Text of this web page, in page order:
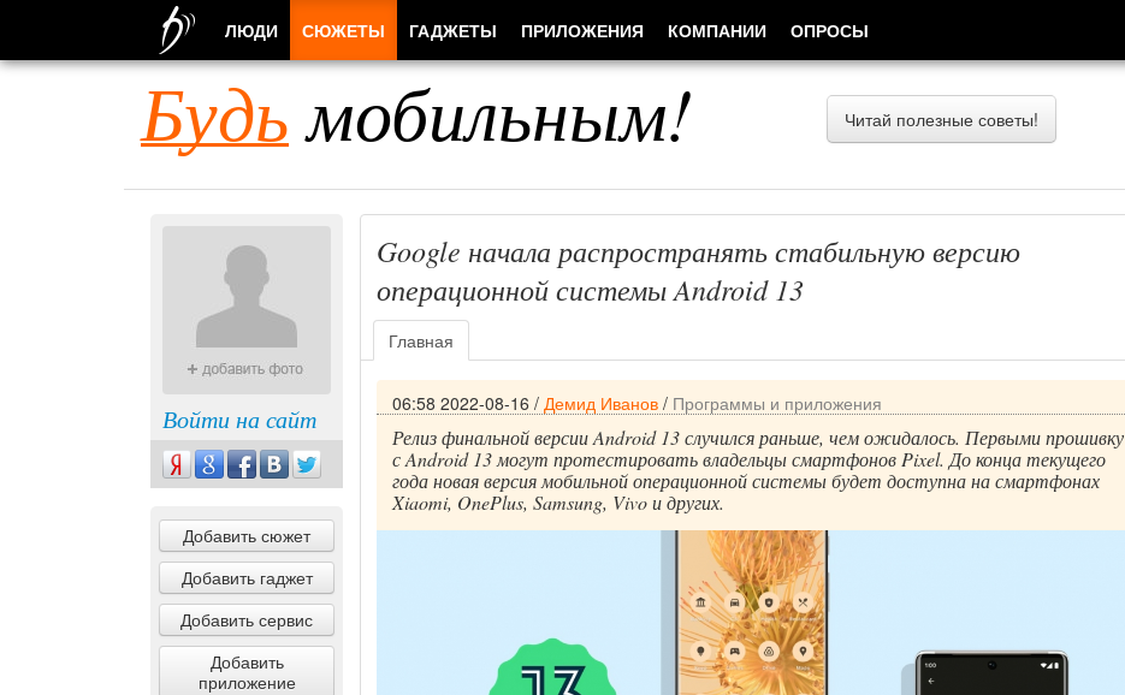
Будьмобильным! Читай полезные советы!
Войти на сайт
Добавить сюжет
Добавить гаджет
Добавить сервис
Добавить
приложение
Google начала распространять стабильную версию
операционной системы Android 13
Главная
06:58 2022-08-16 / Демид Иванов / Программы и приложения
Релиз финальной версии Android 13 случился раньше, чем ожидалось. Первыми прошивку
с Android 13 могут протестировать владельцы смартфонов Pixel. До конца текущего
года новая версия мобильной операционной системы будет доступна на смартфонах
Xiaomi, OnePlus, Samsung, Vivo и других.
ЛЮДИ СЮЖЕТЫ ГАДЖЕТЫ ПРИЛОЖЕНИЯ КОМПАНИИ ОПРОСЫ